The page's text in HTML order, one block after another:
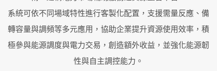
系統可依不同場域特性進行客製化配置，支援需量反應、備
轉容量與調頻等多元應用，協助企業提升資源使用效率，積
極參與能源調度與電力交易，創造額外收益，並強化能源韌
性與自主調控能力。